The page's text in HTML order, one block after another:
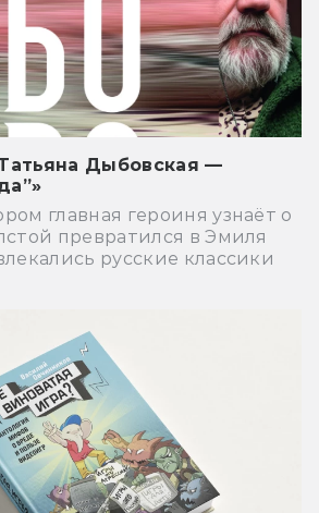
Дыбовская —
главная героиня узнаёт о
превратился в Эмиля
русские классики